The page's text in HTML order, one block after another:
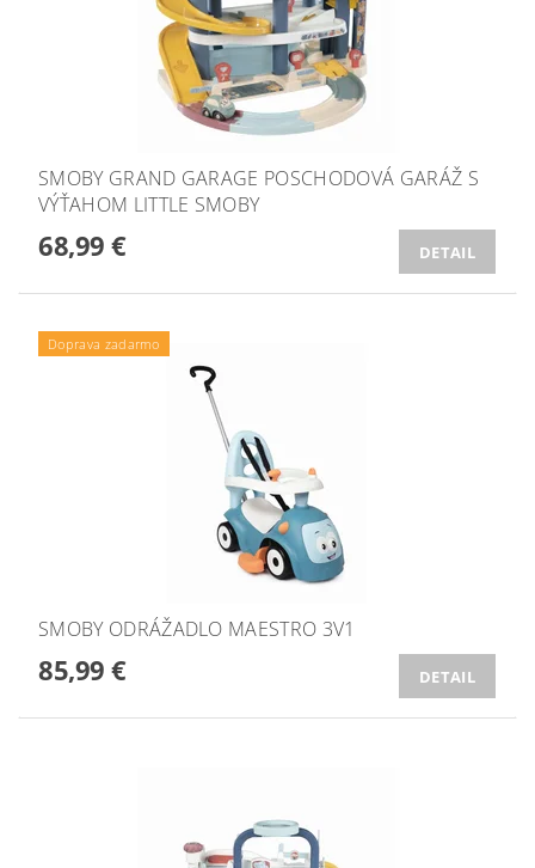
SMOBY GRAND GARAGE POSCHODOVÁ GARÁŽ S
VÝŤAHOM LITTLE SMOBY
68,99 € DETAIL
Doprava zadarmo
SMOBY ODRÁŽADLO MAESTRO 3V1
85,99 € DETAIL